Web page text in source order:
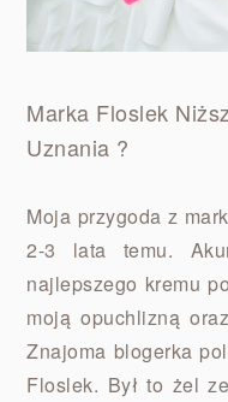
Marka Floslek
Uznania ?
Moja przygoda z
2-3 lata temu.
najlepszego kremu
moją opuchlizną
Znajoma blogerka
Floslek. Był to żel